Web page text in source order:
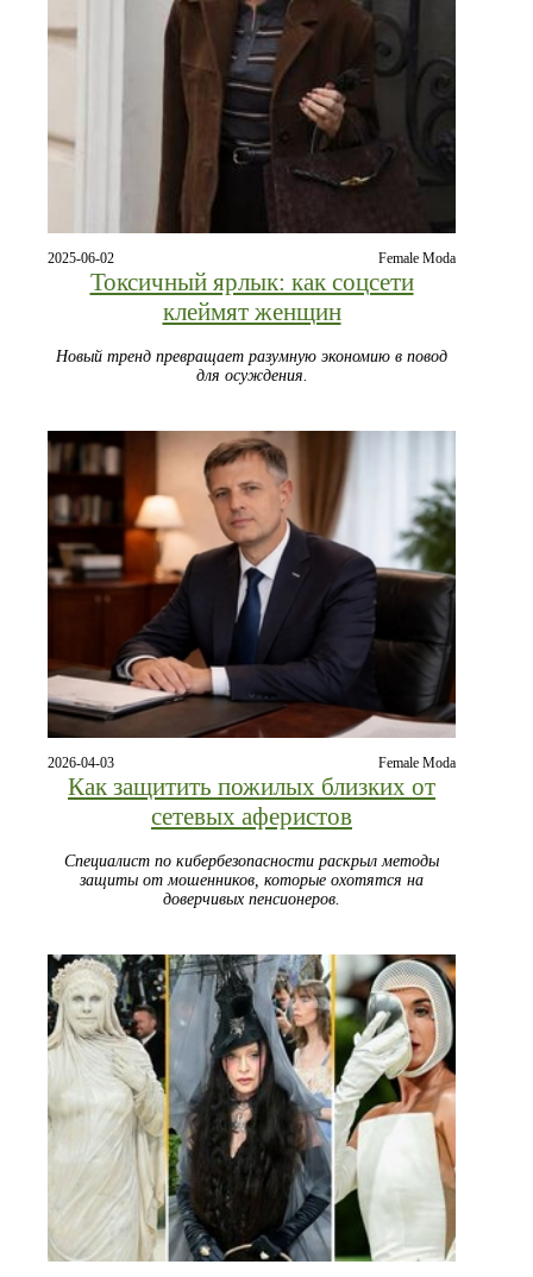
2025-06-02 Female Moda
Токсичный ярлык: как соцсети
клеймят женщин
Новый тренд превращает разумную экономию в повод
для осуждения.
2026-04-03 Female Moda
Как защитить пожилых близких от
сетевых аферистов
Специалист по кибербезопасности раскрыл методы
защиты от мошенников, которые охотятся на
доверчивых пенсионеров.